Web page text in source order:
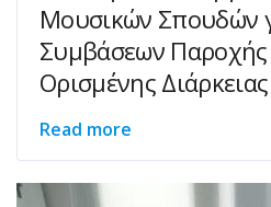
Μουσικών Σπουδών
Συμβάσεων
Ορισμένης Διάρκειας
Read more